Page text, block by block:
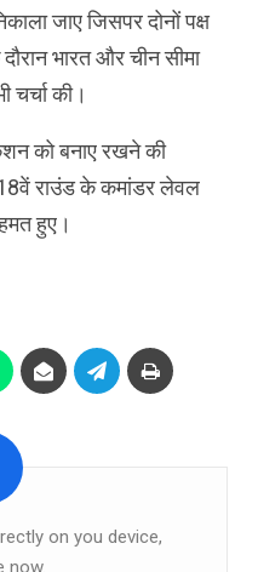
जाए जिसपर दोनों पक्ष
भारत और चीन सीमा
चर्चा की।
को बनाए रखने की
राउंड के कमांडर लेवल
हुए।
on you device,